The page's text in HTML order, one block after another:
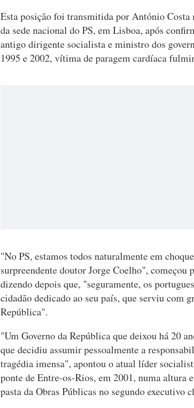
Esta posição foi transmitida por António
da sede nacional do PS, em Lisboa, após
antigo dirigente socialista e ministro dos
1995 e 2002, vítima de paragem cardíaca
"No PS, estamos todos naturalmente em
surpreendente doutor Jorge Coelho", começou
dizendo depois que, "seguramente, os
cidadão dedicado ao seu país, que serviu com
República".
"Um Governo da República que deixou há 20
que decidiu assumir pessoalmente a
tragédia imensa", apontou o atual líder
ponte de Entre-os-Rios, em 2001, numa altura
pasta da Obras Públicas no segundo executivo